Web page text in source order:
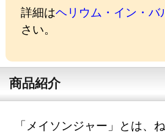
詳細はヘリウム・イン・バ
さい。
商品紹介
「メイソンジャー」とは、